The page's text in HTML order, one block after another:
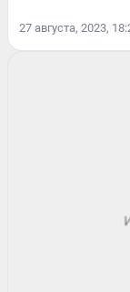
27 августа, 2023,